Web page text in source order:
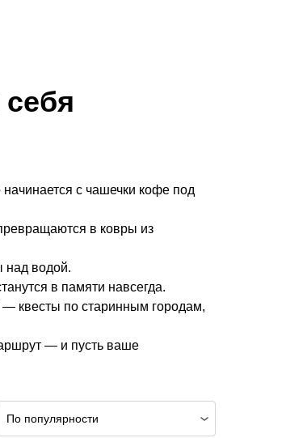
с чашечки кофе под
в ковры из
над водой.
в памяти навсегда.
— квесты по старинным городам,
— и пусть ваше
По популярности